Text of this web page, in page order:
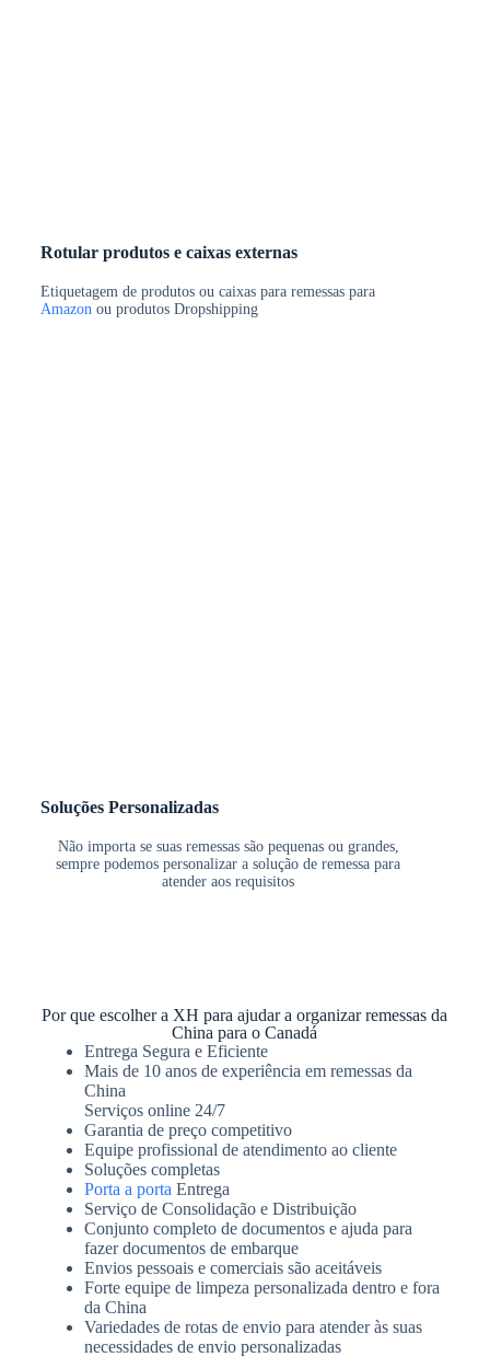
Rotular produtos e caixas externas
Etiquetagem de produtos ou caixas para remessas para
Amazon ou produtos Dropshipping
Soluções Personalizadas
Não importa se suas remessas são pequenas ou grandes,
sempre podemos personalizar a solução de remessa para
atender aos requisitos
Por que escolher a XH para ajudar a organizar remessas da
China para o Canadá
Entrega Segura e Eficiente
Mais de 10 anos de experiência em remessas da
China
Serviços online 24/7
Garantia de preço competitivo
Equipe profissional de atendimento ao cliente
Soluções completas
Porta a porta Entrega
Serviço de Consolidação e Distribuição
Conjunto completo de documentos e ajuda para
fazer documentos de embarque
Envios pessoais e comerciais são aceitáveis
Forte equipe de limpeza personalizada dentro e fora
da China
Variedades de rotas de envio para atender às suas
necessidades de envio personalizadas